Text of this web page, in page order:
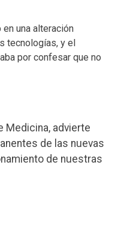
una alteración
tecnologías, y el
por confesar que no
Medicina, advierte
de las nuevas
de nuestras